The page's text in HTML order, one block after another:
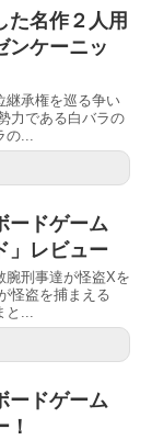
た名作２人用
ンケーニッ
継承権を巡る争い
力である白バラの
の...
ードゲーム
」レビュー
腕刑事達が怪盗Xを
怪盗を捕まえる
と...
ードゲーム
！